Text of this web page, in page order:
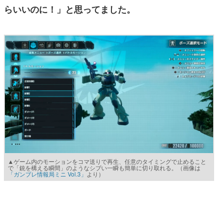
らいいのに！」と思ってました。
▲ゲーム内のモーションをコマ送りで再生、任意のタイミングで止めること
で「銃を構える瞬間」のようなシブい一瞬も簡単に切り取れる。（画像は
「ガンブレ情報局ミニ Vol.3」より）